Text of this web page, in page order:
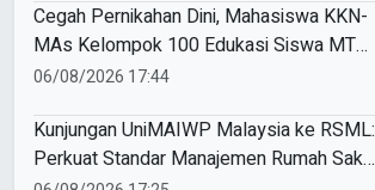
Cegah Pernikahan Dini, Mahasiswa KKN-
MAs Kelompok 100 Edukasi Siswa MTS
Miftahul Ulum Tawangsari
06/08/2026 17:44
Kunjungan UniMAIWP Malaysia ke RSML:
Perkuat Standar Manajemen Rumah Sakit